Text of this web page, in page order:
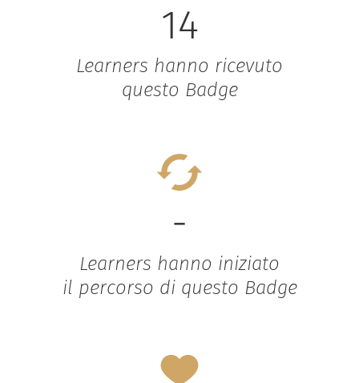
14
Learners hanno ricevuto
questo Badge
-
Learners hanno iniziato
il percorso di questo Badge